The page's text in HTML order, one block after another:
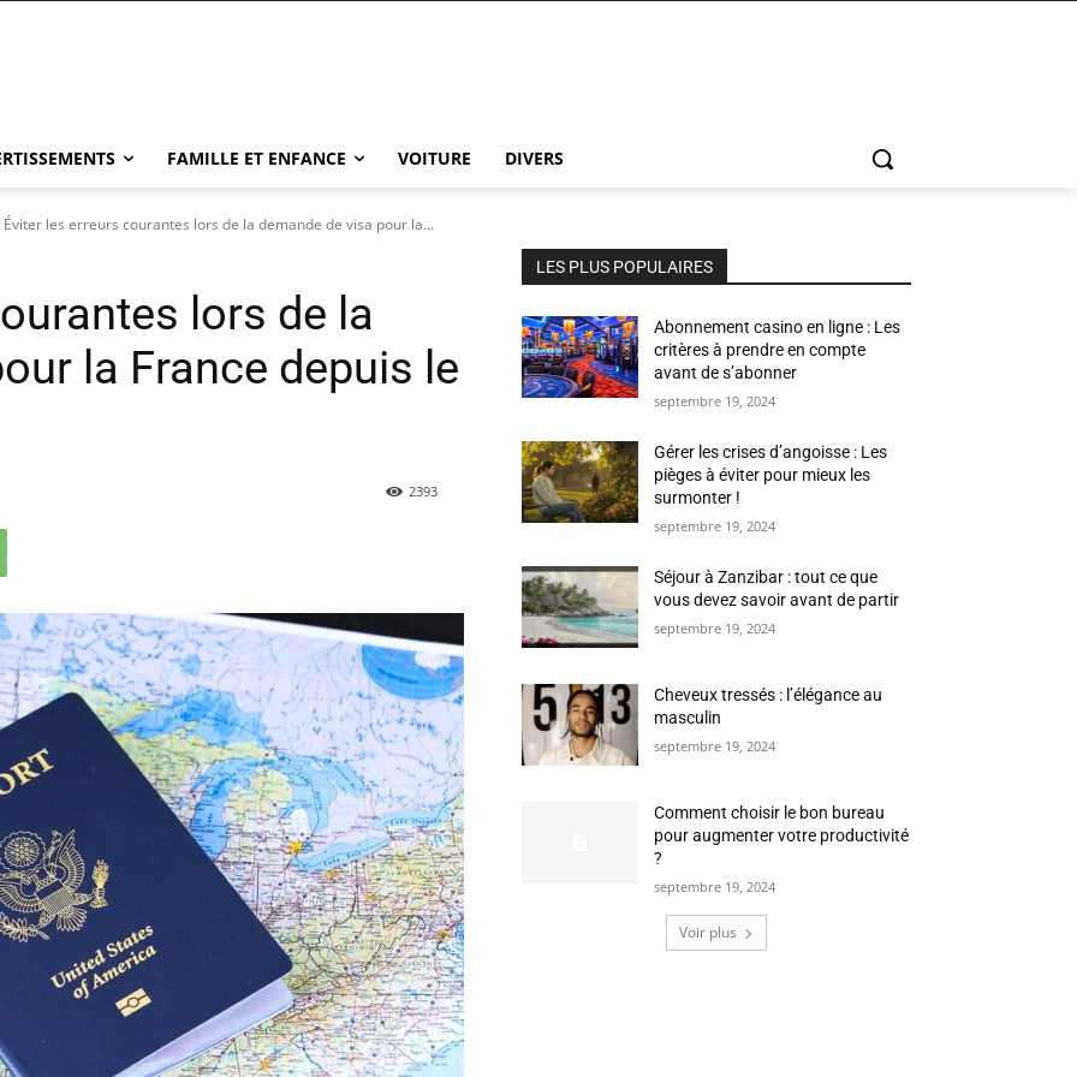
FAMILLE ET ENFANCE VOITURE DIVERS
Éviter les erreurs courantes lors de la demande de visa pour la...
lors de la
la France depuis le
2393
LES PLUS POPULAIRES
Abonnement casino en ligne : Les
critères à prendre en compte
avant de s’abonner
septembre 19, 2024
Gérer les crises d’angoisse : Les
pièges à éviter pour mieux les
surmonter !
septembre 19, 2024
Séjour à Zanzibar : tout ce que
vous devez savoir avant de partir
septembre 19, 2024
Cheveux tressés : l’élégance au
masculin
septembre 19, 2024
Comment choisir le bon bureau
pour augmenter votre productivité
?
septembre 19, 2024
Voir plus